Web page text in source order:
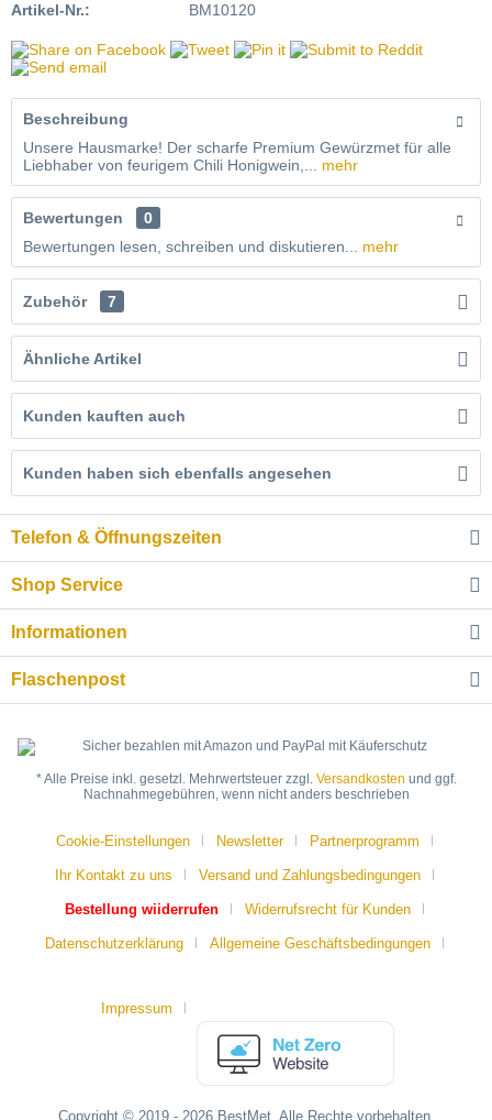
Artikel-Nr.: BM10120
Beschreibung
Unsere Hausmarke! Der scharfe Premium Gewürzmet für alle
Liebhaber von feurigem Chili Honigwein,...
mehr
Bewertungen
0
Bewertungen lesen, schreiben und diskutieren...
mehr
Zubehör 7
Ähnliche Artikel
Kunden kauften auch
Kunden haben sich ebenfalls angesehen
Telefon & Öffnungszeiten
Shop Service
Informationen
Flaschenpost
* Alle Preise inkl. gesetzl. Mehrwertsteuer zzgl. Versandkosten und ggf.
Nachnahmegebühren, wenn nicht anders beschrieben
Cookie-Einstellungen Newsletter Partnerprogramm
Ihr Kontakt zu uns Versand und Zahlungsbedingungen
Bestellung wiiderrufen Widerrufsrecht für Kunden
Datenschutzerklärung Allgemeine Geschäftsbedingungen
Impressum
Copyright © 2019 - 2026 BestMet. Alle Rechte vorbehalten.